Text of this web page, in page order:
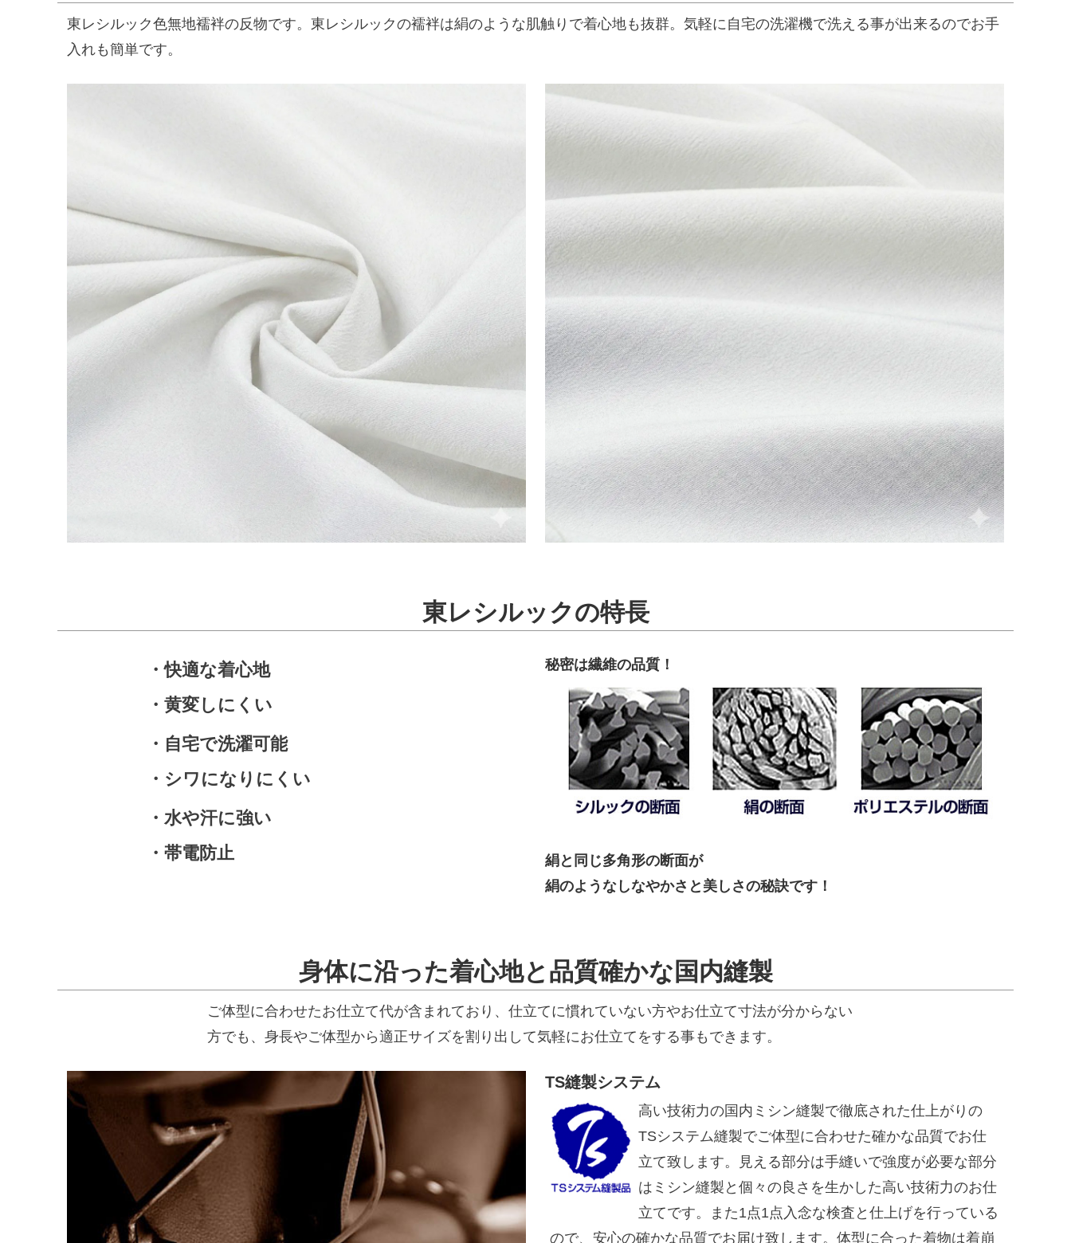
東レシルック色無地襦袢の反物です。東レシルックの襦袢は絹のような肌触りで着心地も抜群。気軽に自宅の洗濯機で洗える事が出来るのでお手
入れも簡単です。
東レシルックの特長
・快適な着心地
・黄変しにくい
・自宅で洗濯可能
・シワになりにくい
・水や汗に強い
・帯電防止
秘密は繊維の品質！
絹と同じ多角形の断面が
絹のようなしなやかさと美しさの秘訣です！
身体に沿った着心地と品質確かな国内縫製
ご体型に合わせたお仕立て代が含まれており、仕立てに慣れていない方やお仕立て寸法が分からない
方でも、身長やご体型から適正サイズを割り出して気軽にお仕立てをする事もできます。
TS縫製システム
高い技術力の国内ミシン縫製で徹底された仕上がりの
TSシステム縫製でご体型に合わせた確かな品質でお仕
立て致します。見える部分は手縫いで強度が必要な部分
はミシン縫製と個々の良さを生かした高い技術力のお仕
立てです。また1点1点入念な検査と仕上げを行っている
ので、安心の確かな品質でお届け致します。体型に合った着物は着崩